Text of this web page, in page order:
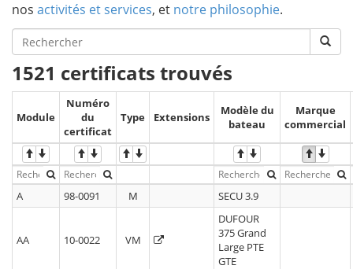
nos activités et services, et notre philosophie.
1521 certificats trouvés
Module
Numéro
du
certificat
Type Extensions
Modèle du
bateau
Marque
commercial
A 98-0091 M SECU 3.9
AA 10-0022 VM
DUFOUR
375 Grand
Large PTE
GTE